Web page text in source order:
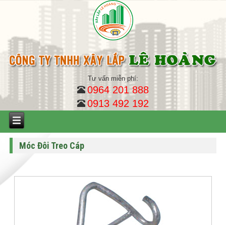
Tư vấn miễn phí:
0964 201 888
0913 492 192
Móc Đôi Treo Cáp